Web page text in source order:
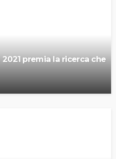
premia la ricerca che